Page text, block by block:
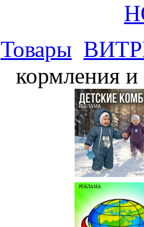
Товары
кормления и
РЕКЛАМА
РЕКЛАМА